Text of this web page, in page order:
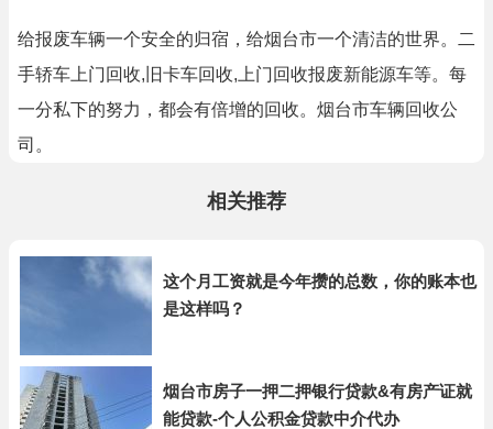
给报废车辆一个安全的归宿，给烟台市一个清洁的世界。二
手轿车上门回收,旧卡车回收,上门回收报废新能源车等。每
一分私下的努力，都会有倍增的回收。烟台市车辆回收公
司。
相关推荐
这个月工资就是今年攒的总数，你的账本也
是这样吗？
烟台市房子一押二押银行贷款&有房产证就
能贷款-个人公积金贷款中介代办